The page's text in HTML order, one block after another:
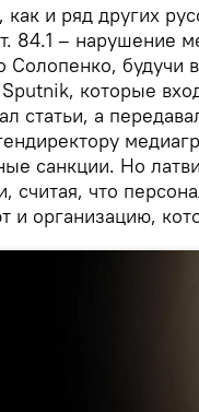
и ряд других
84.1 – нарушение
Солопенко,
которые
статьи, а
санкции. Но
считая, что
и организацию,